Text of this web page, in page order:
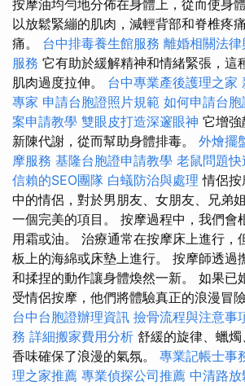
按摩油均勻地分佈在身體上，從而使身
以放鬆緊繃的肌肉，減輕背部和脊椎疼
痛。 台中排毒養生館服務 離婚相關法律
服務 它有助於緩解精神和情緒緊張，這
肌肉過度拉伸。 台中專業產後護理之家
專家 申請台胞證照片規範 如何申請台胞
案申請教學 雙眼皮打造深邃眼神 它增強
新陳代謝，從而幫助身體排毒。 外燴擺
摩服務 基隆台胞證申請教學 老鼠問題
信賴的SEO團隊 白蟻防治與處理 情侶按
中的情侶，對於男朋友、女朋友、兄弟
一個完美的項目。 按摩過程中，我們會
用霜或油。 治療通常在按摩床上進行，
板上的海綿或床墊上進行。 按摩師透過
和揉捏的動作讓身體煥然一新。 如果已
受情侶按摩，他們將體驗真正的浪漫冒
台中台胞證辦理資訊 撿骨流程與注意事
務 詳細搬家費用分析 舒緩的旋律、蠟
香味確保了浪漫的氣氛。 專業記帳士事
理之家推薦 專業偵探公司推薦 中清路